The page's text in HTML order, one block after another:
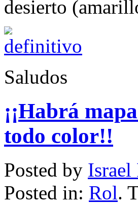
desierto
Saludos
¡¡Habrá
todo color!!
Posted by Israel
Posted in: Rol.